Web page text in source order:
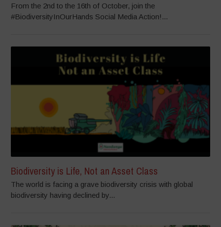
From the 2nd to the 16th of October, join the
#BiodiversityInOurHands Social Media Action!...
Biodiversity is Life, Not an Asset Class
The world is facing a grave biodiversity crisis with global
biodiversity having declined by...